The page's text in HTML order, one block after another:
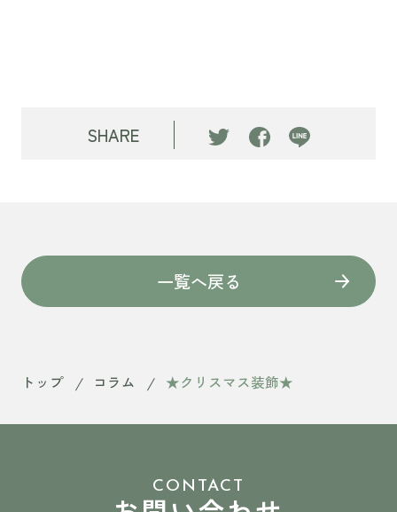
SHARE
一覧へ戻る
トップ コラム ★クリスマス装飾★
CONTACT